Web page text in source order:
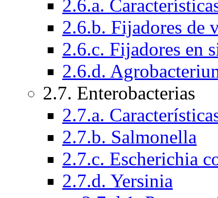
2.6.a.
2.6.b. Fijadores de
2.6.c. Fijadores en
2.6.d.
2.7. Enterobacterias
2.7.a.
2.7.b. Salmonella
2.7.c. Escherichia
2.7.d. Yersinia